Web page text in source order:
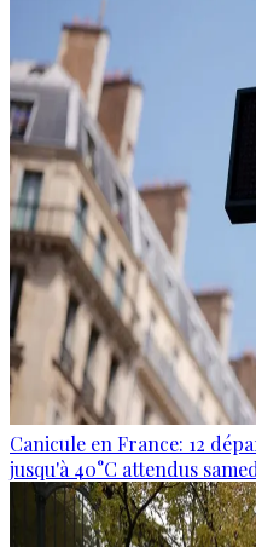
Canicule en France: 12
jusqu'à 40°C attendus